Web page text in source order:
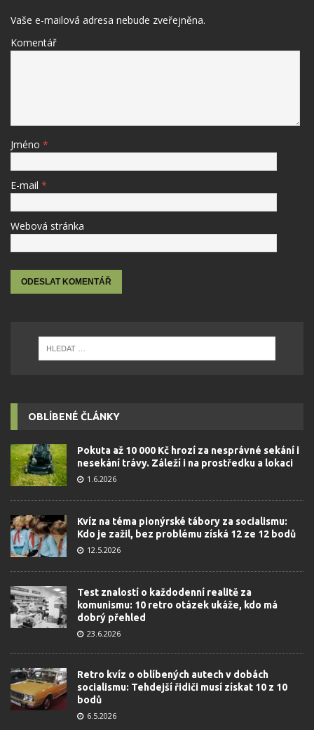
Vaše e-mailová adresa nebude zveřejněna.
Komentář
Jméno *
E-mail *
Webová stránka
OBLÍBENÉ ČLÁNKY
Pokuta až 10 000 Kč hrozí za nesprávné sekání i
nesekání trávy. Záleží i na prostředku a lokaci
1.6.2026
Kvíz na téma pionýrské tábory za socialismu:
Kdo je zažil, bez problému získá 12 ze 12 bodů
12.5.2026
Test znalostí o každodenní realitě za
komunismu: 10 retro otázek ukáže, kdo má
dobrý přehled
23.6.2026
Retro kvíz o oblíbených autech v dobách
socialismu: Tehdejší řidiči musí získat 10 z 10
bodů
6.5.2026